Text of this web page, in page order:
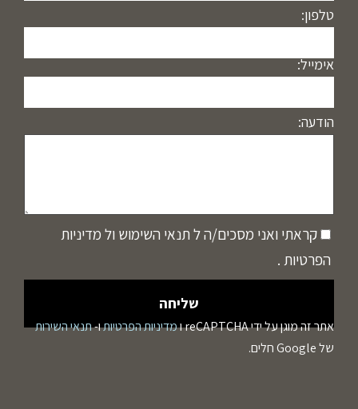
טלפון:
אימייל:
הודעה:
קראתי ואני מסכים/ה ל תנאי השימוש ול מדיניות
הפרטיות .
אתר זה מוגן על ידי reCAPTCHA ו מדיניות הפרטיותו-תנאי השירות
של Google חלים.